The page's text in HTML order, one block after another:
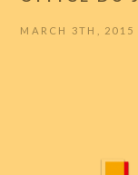
MARCH 3TH, 2015